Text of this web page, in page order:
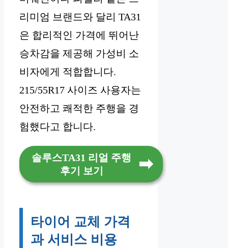
리미엄 브랜드와 달리 TA31
은 합리적인 가격에 뛰어난
승차감을 제공해 가성비 소
비자에게 적합합니다.
215/55R17 사이즈 사용자는
안전하고 쾌적한 주행을 경
험했다고 합니다.
솔루스TA31 리얼 주행
후기 보기
타이어 교체 가격
과 서비스 비용